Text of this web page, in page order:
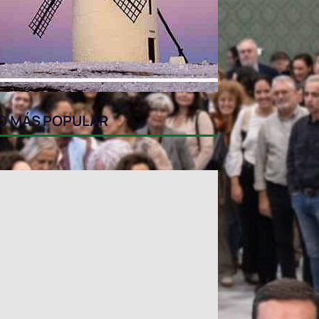
MÁS POPULAR